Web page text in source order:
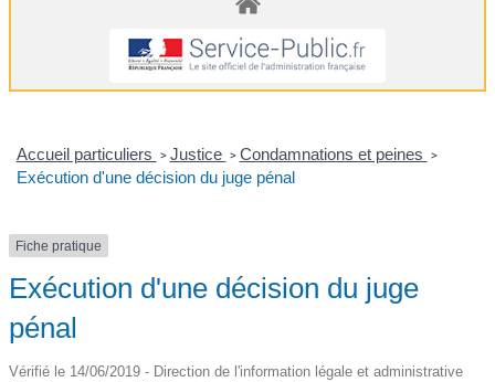
Accueil particuliers > Justice > Condamnations et peines >
Exécution d'une décision du juge pénal
Fiche pratique
Exécution d'une décision du juge
pénal
Vérifié le 14/06/2019 - Direction de l'information légale et administrative